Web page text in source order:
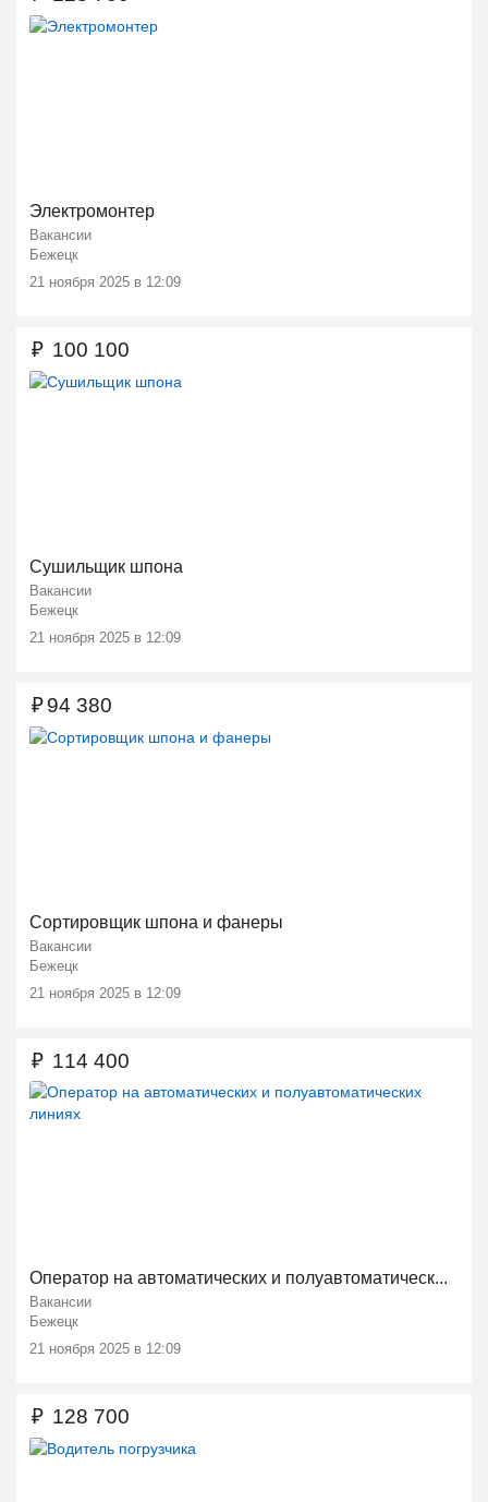
Электромонтер
Вакансии
Бежецк
21 ноября 2025 в 12:09
Сушильщик шпона
Вакансии
Бежецк
21 ноября 2025 в 12:09
₽ 100 100
Сортировщик шпона и фанеры
Вакансии
Бежецк
21 ноября 2025 в 12:09
₽94 380
Оператор на автоматических и полуавтоматическ...
Вакансии
Бежецк
21 ноября 2025 в 12:09
₽ 114 400
₽ 128 700